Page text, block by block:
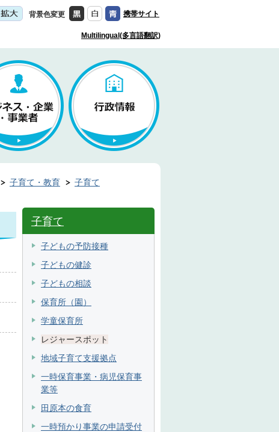
背景色変更 携帯サイト
Multilingual(多言語翻訳)
子育て・教育
子育て
子育て
子どもの予防接種
子どもの健診
子どもの相談
保育所（園）
学童保育所
レジャースポット
地域子育て支援拠点
一時保育事業・病児保育事
業等
田原本の食育
一時預かり事業の申請受付